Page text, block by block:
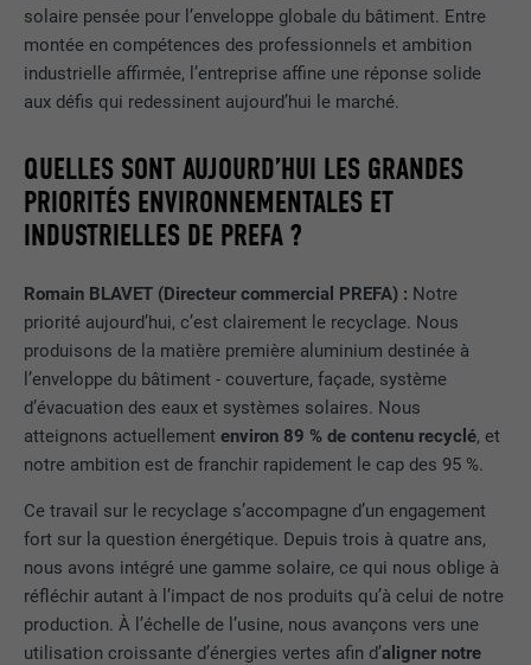
solaire pensée pour l’enveloppe globale du bâtiment. Entre
montée en compétences des professionnels et ambition
industrielle affirmée, l’entreprise affine une réponse solide
aux défis qui redessinent aujourd’hui le marché.
QUELLES SONT AUJOURD’HUI LES GRANDES
PRIORITÉS ENVIRONNEMENTALES ET
INDUSTRIELLES DE PREFA ?
Romain BLAVET (Directeur commercial PREFA) : Notre
priorité aujourd’hui, c’est clairement le recyclage. Nous
produisons de la matière première aluminium destinée à
l’enveloppe du bâtiment - couverture, façade, système
d’évacuation des eaux et systèmes solaires. Nous
atteignons actuellementenviron 89 % de contenu recyclé, et
notre ambition est de franchir rapidement le cap des 95 %.
Ce travail sur le recyclage s’accompagne d’un engagement
fort sur la question énergétique. Depuis trois à quatre ans,
nous avons intégré une gamme solaire, ce qui nous oblige à
réfléchir autant à l’impact de nos produits qu’à celui de notre
production. À l’échelle de l’usine, nous avançons vers une
utilisation croissante d’énergies vertes afin d’aligner notre